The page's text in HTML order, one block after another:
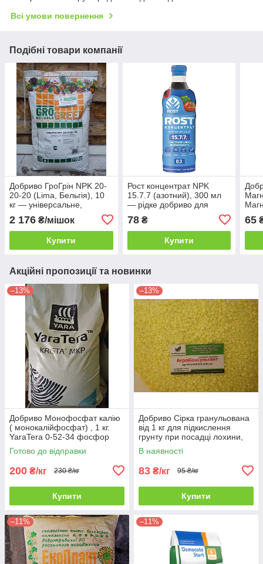
Всі умови повернення
Подібні товари компанії
Добриво ГроГрін NPK 20-
20-20 (Lima, Бельгія), 10
кг — універсальне,
водорозчинне
2 176 ₴/мішок
Купити
Рост концентрат NPK
15.7.7 (азотний), 300 мл
— рідке добриво для
позакореневого
підживлення
78₴
Купити
65
Акційні пропозиції та новинки
–13%
Добриво Монофосфат калію
( монокалійфосфат) , 1 кг.
YaraTera 0-52-34 фосфор
P52%, калій K34% добриво
Готово до відправки
200 ₴/кг 230 ₴/кг
Купити
–13%
Добриво Сірка гранульована
від 1 кг для підкислення
грунту при посадці лохини,
гортензії
В наявності
83 ₴/кг 95 ₴/кг
Купити
–11% –11%